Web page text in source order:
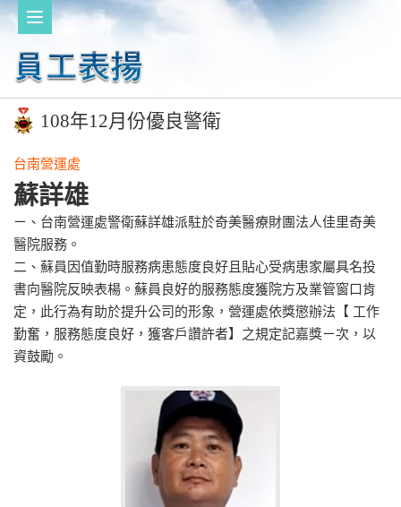
108年12月份優良警衛
台南營運處
蘇詳雄
ㄧ、台南營運處警衛蘇詳雄派駐於奇美醫療財團法人佳里奇美
醫院服務。
二、蘇員因值勤時服務病患態度良好且貼心受病患家屬具名投
書向醫院反映表楊。蘇員良好的服務態度獲院方及業管窗口肯
定，此行為有助於提升公司的形象，營運處依獎懲辦法【 工作
勤奮，服務態度良好，獲客戶讚許者】之規定記嘉獎ㄧ次，以
資鼓勵。